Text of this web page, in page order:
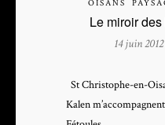
OISANS
Le miroir
14 juin
St Christophe-en-
Kalen